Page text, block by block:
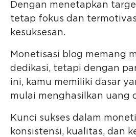
Dengan menetapkan
tetap fokus dan
kesuksesan.
Monetisasi blog memang
dedikasi, tetapi dengan
ini, kamu memiliki dasar
mulai menghasilkan uang
Kunci sukses dalam
konsistensi, kualitas, dan